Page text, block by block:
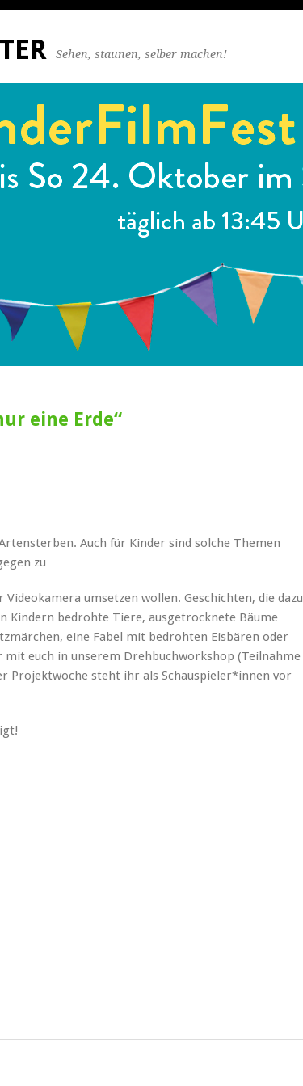
Sehen, staunen, selber machen!
eine Erde“
Auch für Kinder sind solche Themen
zu
umsetzen wollen. Geschichten, die dazu
Kindern bedrohte Tiere, ausgetrocknete Bäume
eine Fabel mit bedrohten Eisbären oder
euch in unserem Drehbuchworkshop (Teilnahme
Projektwoche steht ihr als Schauspieler*innen vor